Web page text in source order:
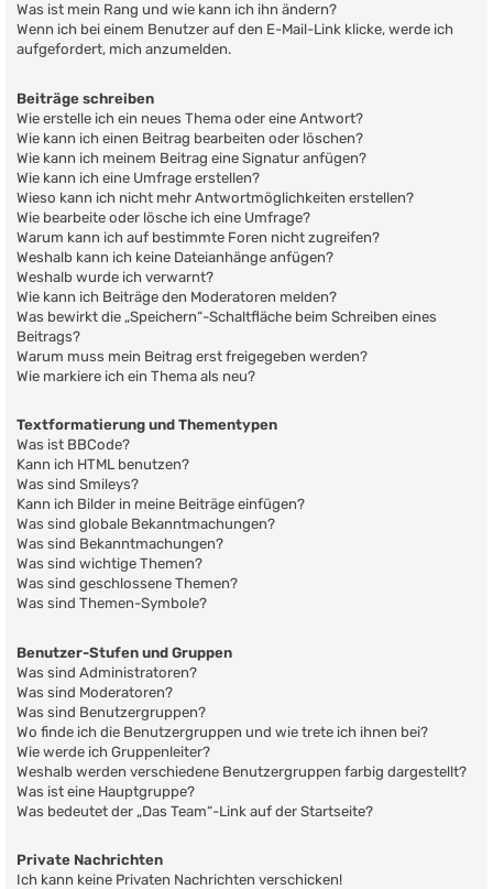
Was ist mein Rang und wie kann ich ihn ändern?
Wenn ich bei einem Benutzer auf den E-Mail-Link klicke, werde ich
aufgefordert, mich anzumelden.
Beiträge schreiben
Wie erstelle ich ein neues Thema oder eine Antwort?
Wie kann ich einen Beitrag bearbeiten oder löschen?
Wie kann ich meinem Beitrag eine Signatur anfügen?
Wie kann ich eine Umfrage erstellen?
Wieso kann ich nicht mehr Antwortmöglichkeiten erstellen?
Wie bearbeite oder lösche ich eine Umfrage?
Warum kann ich auf bestimmte Foren nicht zugreifen?
Weshalb kann ich keine Dateianhänge anfügen?
Weshalb wurde ich verwarnt?
Wie kann ich Beiträge den Moderatoren melden?
Was bewirkt die „Speichern“-Schaltfläche beim Schreiben eines
Beitrags?
Warum muss mein Beitrag erst freigegeben werden?
Wie markiere ich ein Thema als neu?
Textformatierung und Thementypen
Was ist BBCode?
Kann ich HTML benutzen?
Was sind Smileys?
Kann ich Bilder in meine Beiträge einfügen?
Was sind globale Bekanntmachungen?
Was sind Bekanntmachungen?
Was sind wichtige Themen?
Was sind geschlossene Themen?
Was sind Themen-Symbole?
Benutzer-Stufen und Gruppen
Was sind Administratoren?
Was sind Moderatoren?
Was sind Benutzergruppen?
Wo finde ich die Benutzergruppen und wie trete ich ihnen bei?
Wie werde ich Gruppenleiter?
Weshalb werden verschiedene Benutzergruppen farbig dargestellt?
Was ist eine Hauptgruppe?
Was bedeutet der „Das Team“-Link auf der Startseite?
Private Nachrichten
Ich kann keine Privaten Nachrichten verschicken!